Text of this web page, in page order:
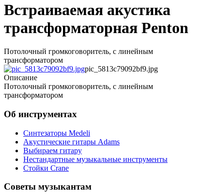
Встраиваемая акустика
трансформаторная Penton
Потолочный громкоговоритель, с линейным
трансформатором
pic_5813c79092bf9.jpg
Описание
Потолочный громкоговоритель, с линейным
трансформатором
Об инструментах
Синтезаторы Мedeli
Акустические гитары Adams
Выбираем гитару
Нестандартные музыкальные инструменты
Стойки Crane
Советы музыкантам